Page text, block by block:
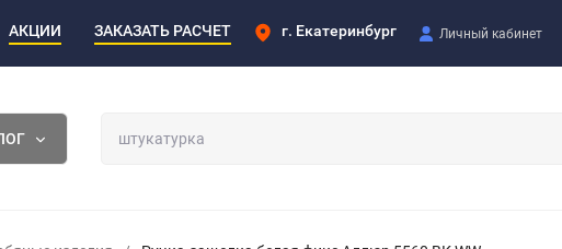
АКЦИИ ЗАКАЗАТЬ РАСЧЕТ г. Екатеринбург Личный кабинет